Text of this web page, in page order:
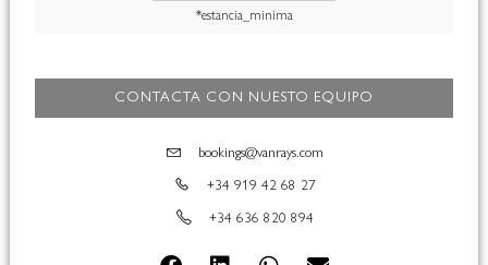
*estancia_minima
CONTACTA CON NUESTO EQUIPO
bookings@vanrays.com
+34 919 42 68 27
+34 636 820 894